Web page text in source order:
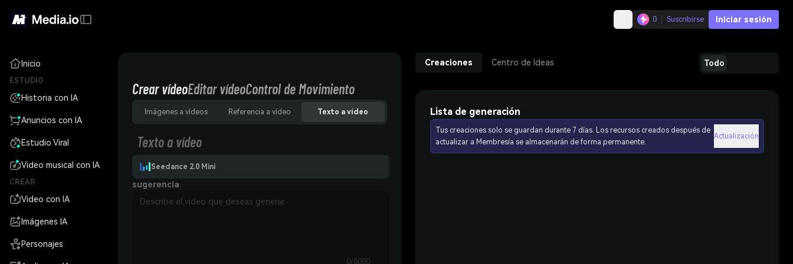
0 Suscribirse Iniciar sesión
Inicio
ESTUDIO
Historia con IA
Anuncios con IA
Estudio Viral
Video musical con IA
CREAR
Video con IA
Imágenes IA
Personajes
Crear vídeoEditar vídeoControl de Movimiento
Imágenes a vídeos Referencia a vídeo Texto a vídeo
Texto a vídeo
Seedance 2.0 Mini
sugerencia
0/8000
Creaciones Centro de Ideas Todo
Lista de generación
Tus creaciones solo se guardan durante 7 días. Los recursos creados después de
actualizar a Membresía se almacenarán de forma permanente.
Actualización